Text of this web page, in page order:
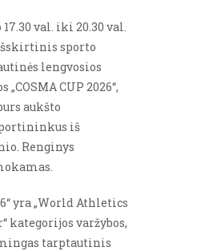
val. iki 20.30 val.
sporto
lengvosios
CUP 2026“,
aukšto
iš
Renginys
yra „World Athletics
kategorijos varžybos,
tarptautinis